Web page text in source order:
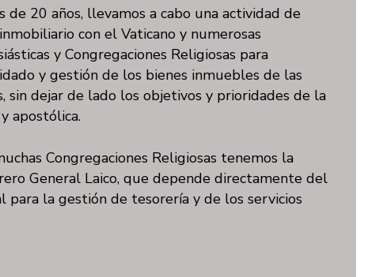
de 20 años, llevamos a cabo una actividad de
con el Vaticano y numerosas
y Congregaciones Religiosas para
y gestión de los bienes inmuebles de las
sin dejar de lado los objetivos y prioridades de la
apostólica.
Congregaciones Religiosas tenemos la
General Laico, que depende directamente del
para la gestión de tesorería y de los servicios